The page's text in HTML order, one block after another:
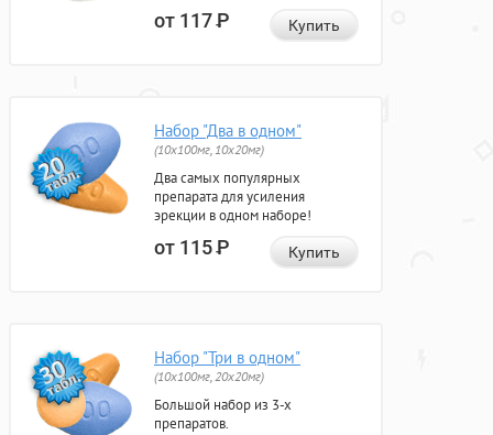
от 117Р Купить
Набор "Два в одном"
(10x100мг, 10x20мг)
Два самых популярных
препарата для усиления
эрекции в одном наборе!
от 115Р Купить
Набор "Три в одном"
(10x100мг, 20x20мг)
Большой набор из 3-х
препаратов.